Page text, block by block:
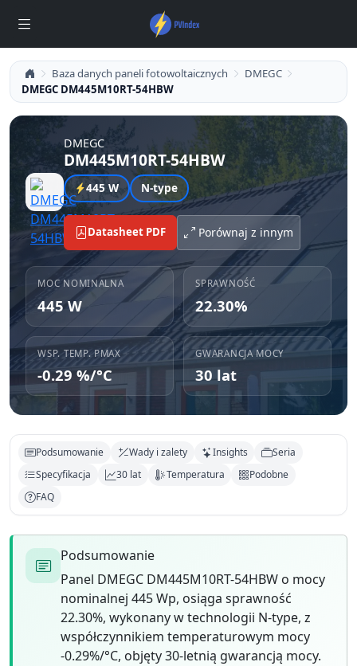
Baza danych paneli fotowoltaicznych
DMEGC
DMEGC DM445M10RT-54HBW
DMEGC
DM445M10RT-54HBW
445 W N-type
Datasheet PDF Porównaj z innym
MOC NOMINALNA
445 W
SPRAWNOŚĆ
22.30%
WSP. TEMP. PMAX
-0.29 %/°C
GWARANCJA MOCY
30 lat
Podsumowanie Wady i zalety Insights
Seria
Specyfikacja
30 lat Temperatura
Podobne
FAQ
Podsumowanie
Panel DMEGC DM445M10RT-54HBW o mocy
nominalnej 445 Wp, osiąga sprawność
22.30%, wykonany w technologii N-type, z
współczynnikiem temperaturowym mocy
-0.29%/°C, objęty 30-letnią gwarancją mocy.